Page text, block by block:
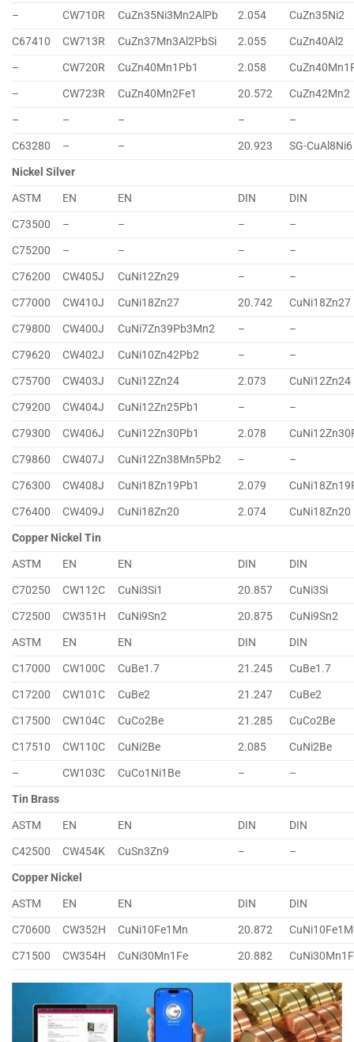
–
CW710R CuZn35Ni3Mn2AlPb 2.054
CuZn35Ni2
C67410
CW713R CuZn37Mn3Al2PbSi 2.055
CuZn40Al2
–
CW720R CuZn40Mn1Pb1 2.058
–
CW723R CuZn40Mn2Fe1 20.572
CuZn42Mn2
–
– – –
–
C63280
– – 20.923
SG-CuAl8Ni6
Nickel Silver
ASTM
EN EN DIN
DIN
C73500
– – –
–
C75200
– – –
–
C76200
CW405J CuNi12Zn29 –
–
C77000
CW410J CuNi18Zn27 20.742
CuNi18Zn27
C79800
CW400J CuNi7Zn39Pb3Mn2 –
–
C79620
CW402J CuNi10Zn42Pb2 –
–
C75700
CW403J CuNi12Zn24 2.073
CuNi12Zn24
C79200
CW404J CuNi12Zn25Pb1 –
–
C79300
CW406J CuNi12Zn30Pb1 2.078
C79860
CW407J CuNi12Zn38Mn5Pb2 –
–
C76300
CW408J CuNi18Zn19Pb1 2.079
C76400
CW409J CuNi18Zn20 2.074
CuNi18Zn20
Copper Nickel Tin
ASTM
EN EN DIN
DIN
C70250
CW112C CuNi3Si1 20.857
CuNi3Si
C72500
CW351H CuNi9Sn2 20.875
CuNi9Sn2
ASTM
EN EN DIN
DIN
C17000
CW100C CuBe1.7 21.245
CuBe1.7
C17200
CW101C CuBe2 21.247
CuBe2
C17500
CW104C CuCo2Be 21.285
CuCo2Be
C17510
CW110C CuNi2Be 2.085
CuNi2Be
–
CW103C CuCo1Ni1Be –
–
Tin Brass
ASTM
EN EN DIN
DIN
C42500
CW454K CuSn3Zn9 –
–
Copper Nickel
ASTM
EN EN DIN
DIN
C70600
CW352H CuNi10Fe1Mn 20.872
C71500
CW354H CuNi30Mn1Fe 20.882